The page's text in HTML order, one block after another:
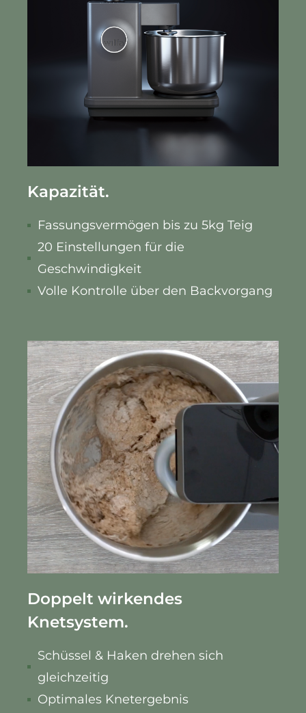
Kapazität.
Fassungsvermögen bis zu 5kg Teig
20 Einstellungen für die
Geschwindigkeit
Volle Kontrolle über den Backvorgang
Doppelt wirkendes
Knetsystem.
Schüssel & Haken drehen sich
gleichzeitig
Optimales Knetergebnis